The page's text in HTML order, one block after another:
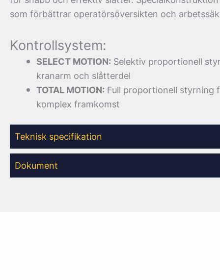
som förbättrar operatörsöversikten och
Kontrollsystem:
SELECT MOTION: Selektiv proportionell
kranarm och slåtterdel
TOTAL MOTION: Full proportionell styrning
komplex framkomst
Teknisk specifikation
Dokument